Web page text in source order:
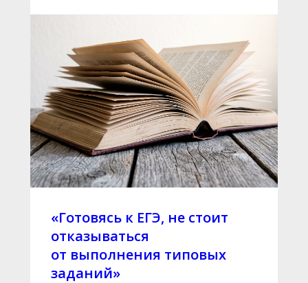
«Готовясь к ЕГЭ, не стоит
отказываться
от выполнения типовых
заданий»